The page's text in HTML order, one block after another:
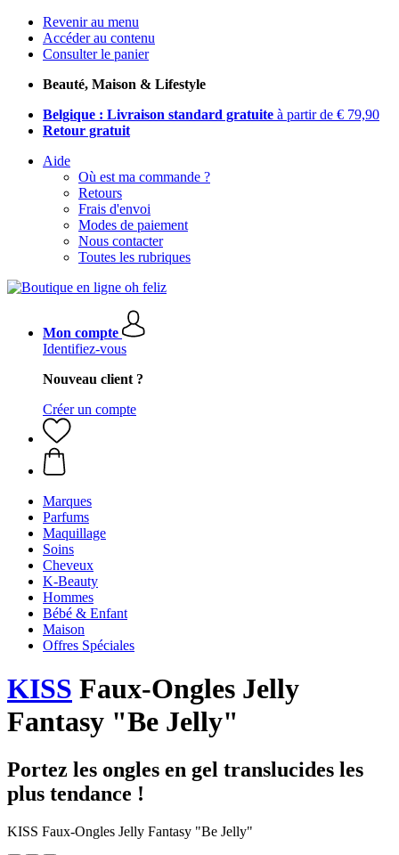
Revenir au menu
Accéder au contenu
Consulter le panier
Beauté, Maison & Lifestyle
Belgique : Livraison standard gratuite à partir de € 79,90
Retour gratuit
Aide
Où est ma commande ?
Retours
Frais d'envoi
Modes de paiement
Nous contacter
Toutes les rubriques
Mon compte
Identifiez-vous
Nouveau client ?
Créer un compte
Marques
Parfums
Maquillage
Soins
Cheveux
K-Beauty
Hommes
Bébé & Enfant
Maison
Offres Spéciales
KISS Faux-Ongles Jelly
Fantasy "Be Jelly"
Portez les ongles en gel translucides les
plus tendance !
KISS Faux-Ongles Jelly Fantasy "Be Jelly"